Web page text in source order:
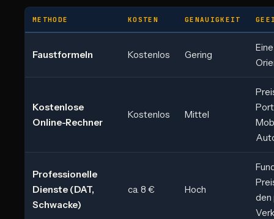
METHODE KOSTEN GENAUIGKEIT
Faustformeln Kostenlos Gering
Kostenlose
Online-Rechner
Kostenlos Mittel
Professionelle
Dienste (DAT,
Schwacke)
ca. 8 € Hoch
den